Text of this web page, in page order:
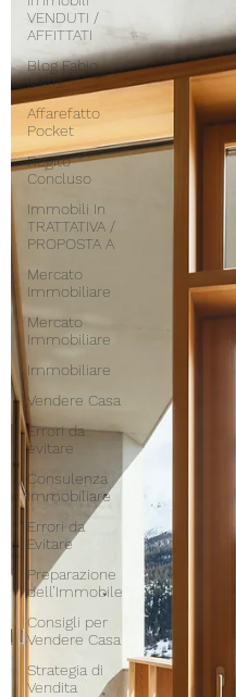
VENDUTI /
AFFITTATI
Blog Fabio
Melis
Affarefatto
Pocket
Rogito
Concluso
Immobili In
TRATTATIVA /
PROPOSTA A
Mercato
Immobiliare
Mercato
Immobiliare
Immobiliare
Vendere Casa
Errori da
evitare
Consulenza
Immobiliare
Errori da
Evitare
Preparazione
dell’Immobile
Consigli per
Vendere Casa
Strategia di
Vendita